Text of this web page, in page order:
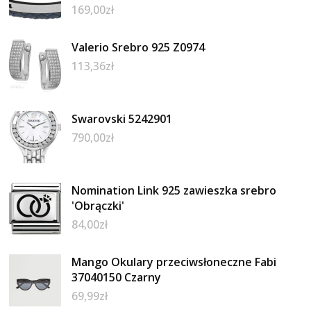
169,00zł
Valerio Srebro 925 Z0974
113,36zł
Swarovski 5242901
790,00zł
Nomination Link 925 zawieszka srebro
'Obrączki'
84,00zł
Mango Okulary przeciwsłoneczne Fabi
37040150 Czarny
69,99zł